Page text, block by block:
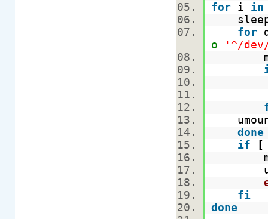
for i in
for
o
'^/
done
if
[
fi
done